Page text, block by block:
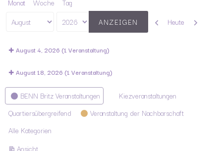
Monat Woche Tag
Monat
Jahr
Zurück
Heute Weiter
August 4, 2026 (1 Veranstaltung)
August 18, 2026 (1 Veranstaltung)
Kategorien
BENN Britz Veranstaltungen
Kiezveranstaltungen
Quartiersübergreifend
Veranstaltung der Nachbarschaft
Alle Kategorien
Ansichtausdrucken